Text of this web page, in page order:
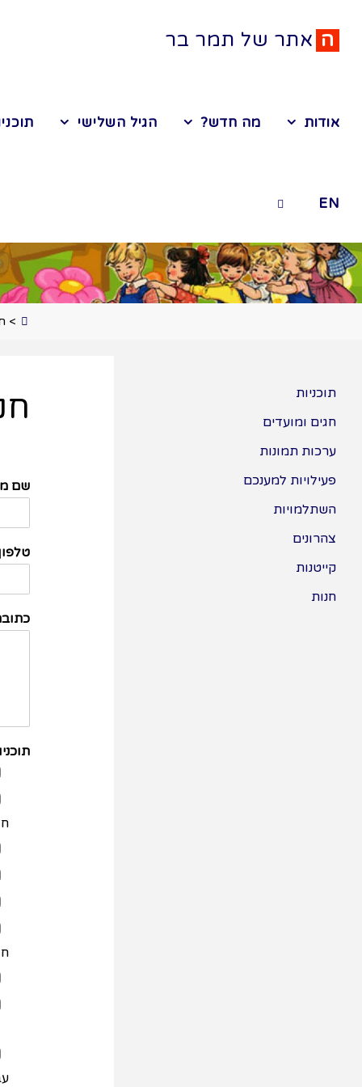
ה אתר של תמר בר
אודות מה חדש? הגיל השלישי
EN
>
שם
תוכניות
חגים ומועדים
ערכות תמונות
פעילויות למענכם
השתלמויות
צהרונים
קייטנות
חנות